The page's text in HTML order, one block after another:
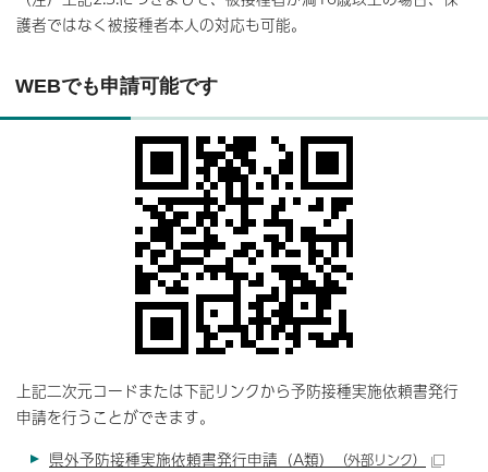
護者ではなく被接種者本人の対応も可能。
WEBでも申請可能です
上記二次元コードまたは下記リンクから予防接種実施依頼書発行
申請を行うことができます。
県外予防接種実施依頼書発行申請（A類）
（外部リンク）